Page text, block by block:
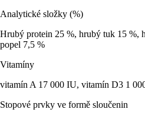
Analytické složky (%)
Hrubý protein 25 %, hrubý tuk 15 %,
popel 7,5 %
Vitamíny
vitamín A 17 000 IU, vitamín D3 1
Stopové prvky ve formě sloučenin